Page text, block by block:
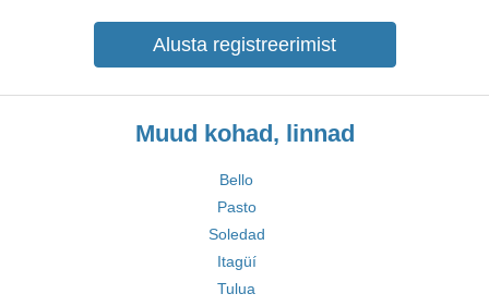
Alusta registreerimist
Muud kohad, linnad
Bello
Pasto
Soledad
Itagüí
Tulua